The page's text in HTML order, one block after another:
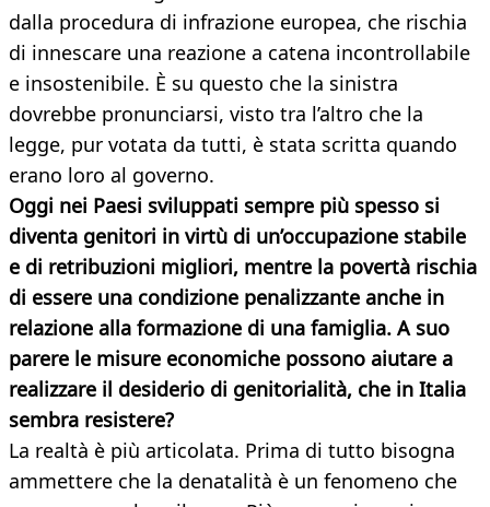
dalla procedura di infrazione europea, che rischia
di innescare una reazione a catena incontrollabile
e insostenibile. È su questo che la sinistra
dovrebbe pronunciarsi, visto tra l’altro che la
legge, pur votata da tutti, è stata scritta quando
erano loro al governo.
Oggi nei Paesi sviluppati sempre più spesso si
diventa genitori in virtù di un’occupazione stabile
e di retribuzioni migliori, mentre la povertà rischia
di essere una condizione penalizzante anche in
relazione alla formazione di una famiglia. A suo
parere le misure economiche possono aiutare a
realizzare il desiderio di genitorialità, che in Italia
sembra resistere?
La realtà è più articolata. Prima di tutto bisogna
ammettere che la denatalità è un fenomeno che